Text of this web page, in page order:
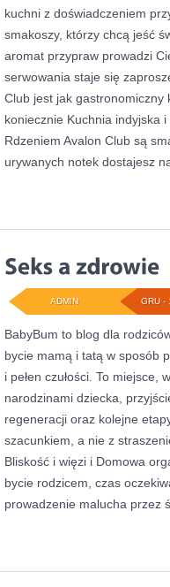
kuchni z doświadczeniem
smakoszy, którzy chcą jeść
aromat przypraw prowadzi
serwowania staje się
Club jest jak gastronomiczny
koniecznie Kuchnia indyjska
Rdzeniem Avalon Club są
urywanych notek dostajesz
GRU -
ADMIN
BabyBum to blog dla
bycie mamą i tatą w sposób
i pełen czułości. To miejsce,
narodzinami dziecka,
regeneracji oraz kolejne
szacunkiem, a nie z
Bliskość i więzi i Domowa
bycie rodzicem, czas
prowadzenie malucha przez